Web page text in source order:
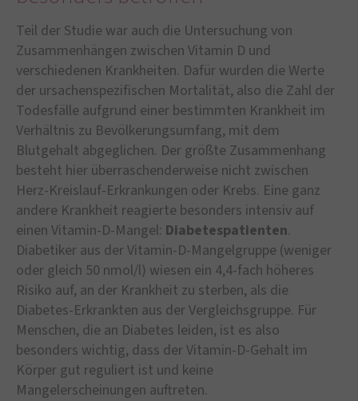
Teil der Studie war auch die Untersuchung von
Zusammenhängen zwischen Vitamin D und
verschiedenen Krankheiten. Dafür wurden die Werte
der ursachenspezifischen Mortalität, also die Zahl der
Todesfälle aufgrund einer bestimmten Krankheit im
Verhältnis zu Bevölkerungsumfang, mit dem
Blutgehalt abgeglichen. Der größte Zusammenhang
besteht hier überraschenderweise nicht zwischen
Herz-Kreislauf-Erkrankungen oder Krebs. Eine ganz
andere Krankheit reagierte besonders intensiv auf
einen Vitamin-D-Mangel: Diabetespatienten.
Diabetiker aus der Vitamin-D-Mangelgruppe (weniger
oder gleich 50 nmol/l) wiesen ein 4,4-fach höheres
Risiko auf, an der Krankheit zu sterben, als die
Diabetes-Erkrankten aus der Vergleichsgruppe. Für
Menschen, die an Diabetes leiden, ist es also
besonders wichtig, dass der Vitamin-D-Gehalt im
Körper gut reguliert ist und keine
Mangelerscheinungen auftreten.